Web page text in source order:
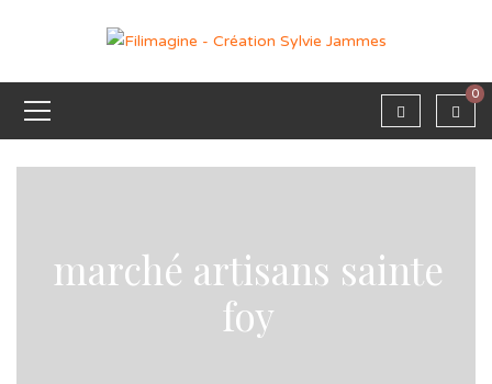
0
marché artisans sainte
foy